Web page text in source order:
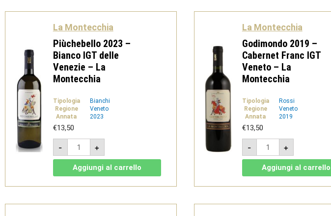
quantità Montecchia
quantità
La Montecchia
Piùchebello 2023 –
Bianco IGT delle
Venezie – La
Montecchia
Tipologia
Bianchi
Regione
Veneto
Annata
2023
€13,50
-
Piùchebello
2023
-
Bianco
IGT
delle
Venezie
+
Aggiungi al carrello
La Montecchia
Godimondo 2019 –
Cabernet Franc IGT
Veneto – La
Montecchia
Tipologia
Rossi
Regione
Veneto
Annata
2019
€13,50
-
Godimondo
2019
-
Cabernet
Franc
IGT
Veneto
+
Aggiungi al carrello